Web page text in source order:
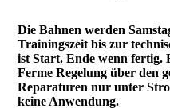
Die Bahnen werden
Trainingszeit bis zur
ist Start. Ende wenn fertig.
Ferme Regelung über den
Reparaturen nur unter
keine Anwendung.